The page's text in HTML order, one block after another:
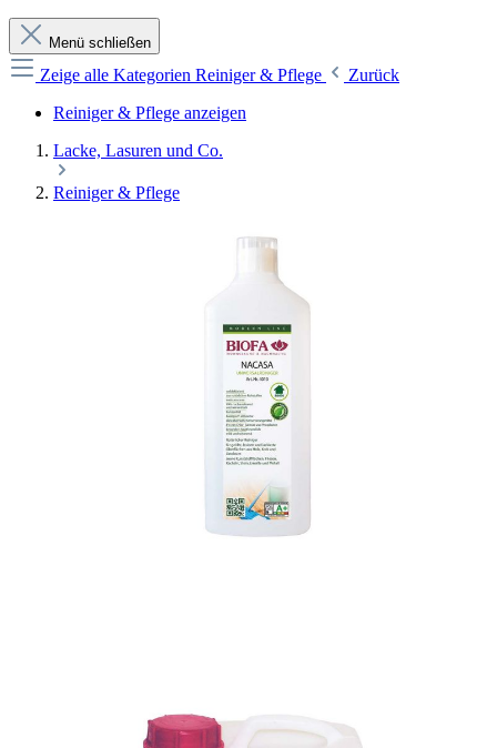
Menü schließen
Zeige alle Kategorien Reiniger & Pflege
Zurück
Reiniger & Pflege anzeigen
Lacke, Lasuren und Co.
Reiniger & Pflege